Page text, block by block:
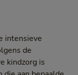
intensieve
de
kindzorg is